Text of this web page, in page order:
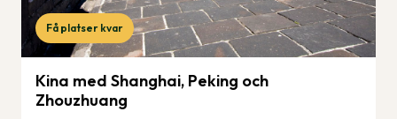
Få platser kvar
Kina med Shanghai, Peking och
Zhouzhuang